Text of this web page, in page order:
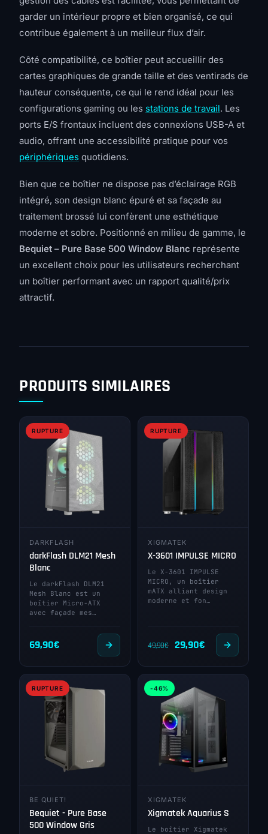
garder un intérieur propre et bien organisé, ce qui
contribue également à un meilleur flux d’air.
Côté compatibilité, ce boîtier peut accueillir des
cartes graphiques de grande taille et des ventirads de
hauteur conséquente, ce qui le rend idéal pour les
configurations gaming ou les stations de travail. Les
ports E/S frontaux incluent des connexions USB-A et
audio, offrant une accessibilité pratique pour vos
périphériques quotidiens.
Bien que ce boîtier ne dispose pas d’éclairage RGB
intégré, son design blanc épuré et sa façade au
traitement brossé lui confèrent une esthétique
moderne et sobre. Positionné en milieu de gamme, le
Bequiet – Pure Base 500 Window Blanc représente
un excellent choix pour les utilisateurs recherchant
un boîtier performant avec un rapport qualité/prix
attractif.
PRODUITS SIMILAIRES
RUPTURE
DARKFLASH
darkFlash DLM21 Mesh
Blanc
Le darkFlash DLM21
Mesh Blanc est un
boîtier Micro-ATX
avec façade mes…
69,90€
RUPTURE
XIGMATEK
X-3601 IMPULSE MICRO
Le X-3601 IMPULSE
MICRO, un boîtier
mATX alliant design
moderne et fon…
49,90€
Le
initial
était :
49,90€.
29,90€
prix
actuel
est :
29,90€.
RUPTURE
BE QUIET!
Bequiet - Pure Base
500 Window Gris
-46%
XIGMATEK
Xigmatek Aquarius S
Le boîtier Xigmatek